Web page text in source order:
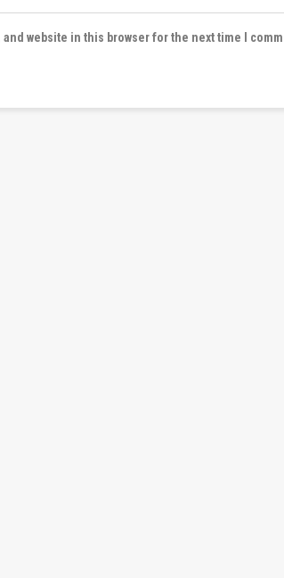
and website in this browser for the next time I